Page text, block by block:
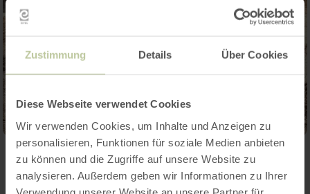
Zustimmung Details Über Cookies
Diese Webseite verwendet Cookies
Wir verwenden Cookies, um Inhalte und Anzeigen zu
personalisieren, Funktionen für soziale Medien anbieten
zu können und die Zugriffe auf unsere Website zu
analysieren. Außerdem geben wir Informationen zu Ihrer